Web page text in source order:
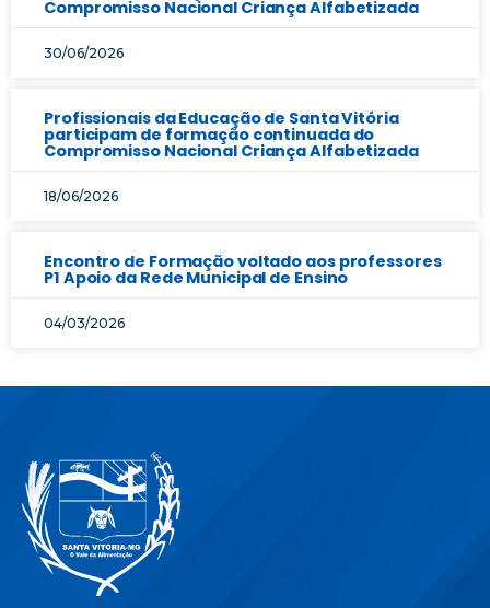
Compromisso Nacional Criança Alfabetizada
30/06/2026
Profissionais da Educação de Santa Vitória
participam de formação continuada do
Compromisso Nacional Criança Alfabetizada
18/06/2026
Encontro de Formação voltado aos professores
P1 Apoio da Rede Municipal de Ensino
04/03/2026